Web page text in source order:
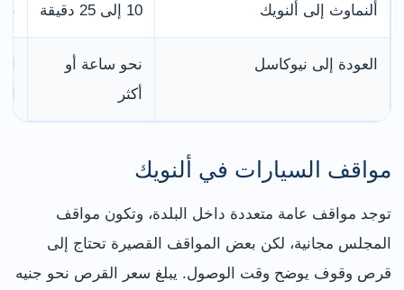
ألنماوث إلى ألنويك 10 إلى 25 دقيقة
العودة إلى نيوكاسل
نحو ساعة أو
أكثر
مواقف السيارات في ألنويك
توجد مواقف عامة متعددة داخل البلدة، وتكون مواقف
المجلس مجانية، لكن بعض المواقف القصيرة تحتاج إلى
قرص وقوف يوضح وقت الوصول. يبلغ سعر القرص نحو جنيه